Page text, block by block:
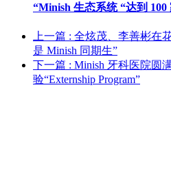
“Minish 生态系统 “达到 100
上一篇 : 全炫茂、李善彬在
是 Minish 同期生”
下一篇 : Minish 牙科医院圆
验“Externship Program”